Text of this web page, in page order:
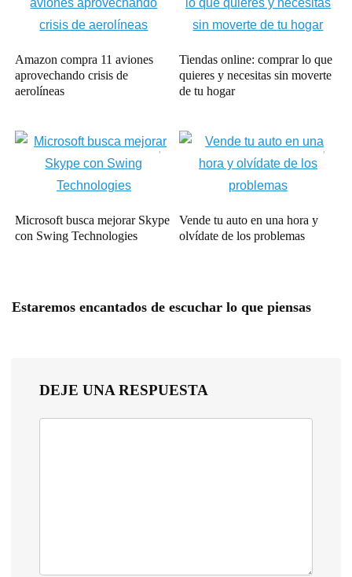
Amazon compra 11 aviones
aprovechando crisis de
aerolíneas
Tiendas online: comprar lo que
quieres y necesitas sin moverte
de tu hogar
Microsoft busca mejorar Skype
con Swing Technologies
Vende tu auto en una hora y
olvídate de los problemas
Estaremos encantados de escuchar lo que piensas
DEJE UNA RESPUESTA